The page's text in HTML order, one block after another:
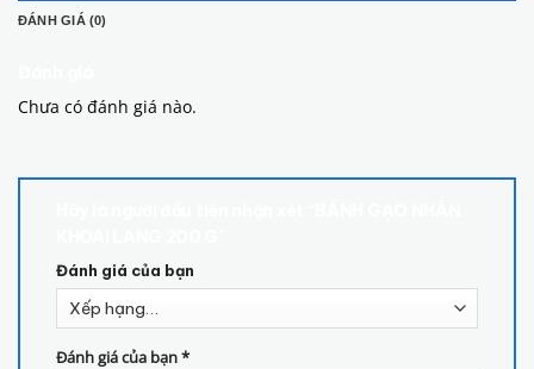
ĐÁNH GIÁ (0)
Chưa có đánh giá nào.
Đánh giá của bạn
Đánh giá của bạn*